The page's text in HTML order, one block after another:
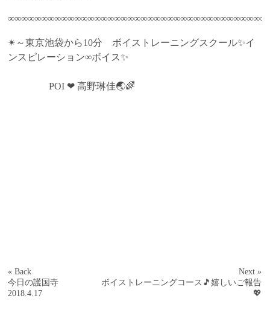
✴～東京池袋から10分 ボイストレーニングスクール✨イ
ンスピレーション∞ボイス✨
POI ❤ 高野琳佳🌏🌈
« Back
今日の護国寺
2018.4.17
Next »
ボイストレーニングコース🎵嬉しいご報告
💖